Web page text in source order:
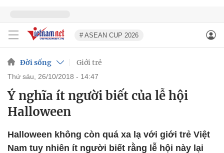
# ASEAN CUP 2026
Đời sống Giới trẻ
thứ sáu, 26/10/2018 - 14:47
Ý nghĩa ít người biết của lễ hội
Halloween
Halloween không còn quá xa lạ với giới trẻ Việt
Nam tuy nhiên ít người biết rằng lễ hội này lại